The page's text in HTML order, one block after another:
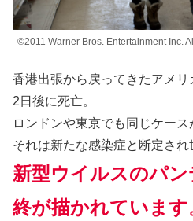
©2011 Warner Bros. Entertainment Inc.
香港出張から戻ってきたアメリ
2日後に死亡。
ロンドンや東京でも同じケース
それは新たな感染症と断定され
新型ウイルスのパ
終が描かれています